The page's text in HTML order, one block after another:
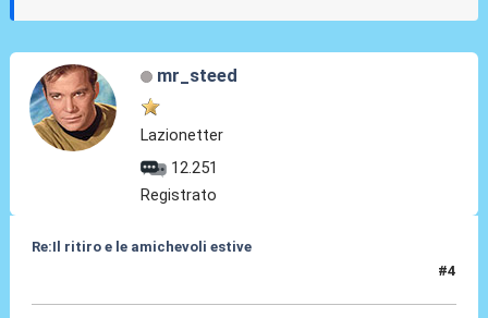
mr_steed
Lazionetter
12.251
Registrato
Re:Il ritiro e le amichevoli estive
#4